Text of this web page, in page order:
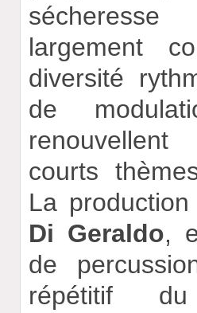
largement
diversité
de
courts
La
Di Geraldo,
de
répétitif